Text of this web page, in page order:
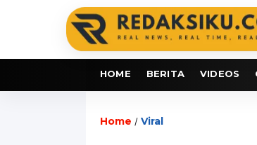
HOME BERITA VIDEOS
Home / Viral